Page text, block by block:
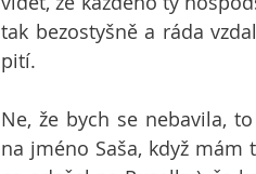
tak bezostyšně a ráda
pití.
Ne, že bych se nebavila,
na jméno Saša, když mám